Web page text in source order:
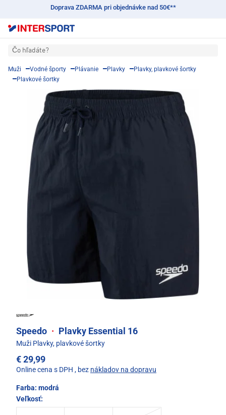
Doprava ZDARMA pri objednávke nad 50€**
Čo hľadáte?
Muži Vodné športy Plávanie Plavky
Plavky, plavkové šortky
Plavkové šortky
Speedo · Plavky Essential 16
Muži Plavky, plavkové šortky
€ 29,99
Online cena s DPH , bez nákladov na dopravu
Farba: modrá
Veľkosť: